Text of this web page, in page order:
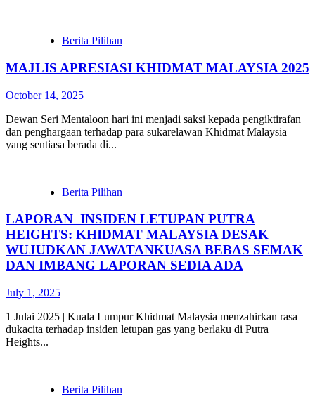
Berita Pilihan
MAJLIS APRESIASI KHIDMAT MALAYSIA 2025
October 14, 2025
Dewan Seri Mentaloon hari ini menjadi saksi kepada pengiktirafan
dan penghargaan terhadap para sukarelawan Khidmat Malaysia
yang sentiasa berada di...
Berita Pilihan
LAPORAN INSIDEN LETUPAN PUTRA
HEIGHTS: KHIDMAT MALAYSIA DESAK
WUJUDKAN JAWATANKUASA BEBAS SEMAK
DAN IMBANG LAPORAN SEDIA ADA
July 1, 2025
1 Julai 2025 | Kuala Lumpur Khidmat Malaysia menzahirkan rasa
dukacita terhadap insiden letupan gas yang berlaku di Putra
Heights...
Berita Pilihan